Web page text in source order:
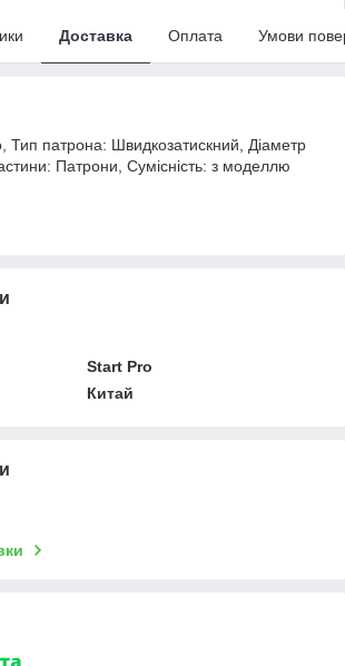
Доставка Оплата Умови
Тип патрона: Швидкозатискний, Діаметр
Патрони, Сумісність: з моделлю
Start Pro
Китай